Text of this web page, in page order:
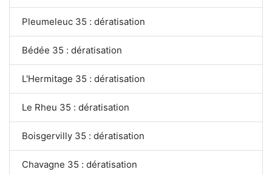
Pleumeleuc 35 : dératisation
Bédée 35 : dératisation
L'Hermitage 35 : dératisation
Le Rheu 35 : dératisation
Boisgervilly 35 : dératisation
Chavagne 35 : dératisation